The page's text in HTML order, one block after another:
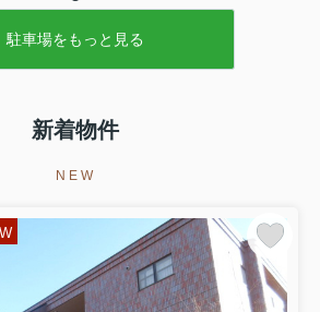
駐車場をもっと見る
新着物件
NEW